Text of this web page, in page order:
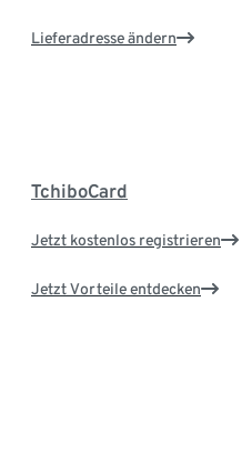
Lieferadresse ändern
TchiboCard
Jetzt kostenlos registrieren
Jetzt Vorteile entdecken